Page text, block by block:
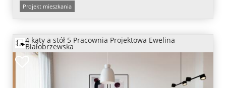
Projekt mieszkania
4 kąty a stół 5 Pracownia Projektowa Ewelina
Białobrzewska